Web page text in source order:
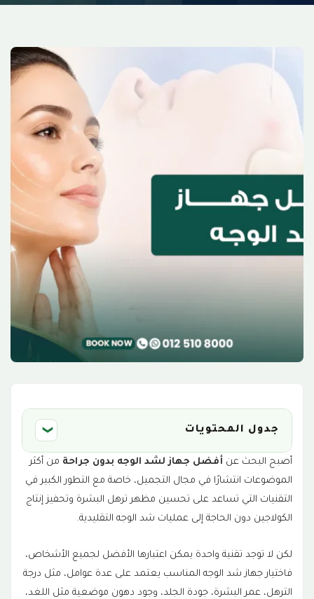
جدول المحتويات ❮
1
2 مميزات الهايفو:
4 مميزات الالترافورمر:
أصبح البحث عن أفضل جهاز لشد الوجه بدون جراحة من أكثر
الموضوعات انتشارًا في مجال التجميل، خاصة مع التطور الكبير في
التقنيات التي تساعد على تحسين مظهر ترهل البشرة وتحفيز إنتاج
الكولاجين دون الحاجة إلى عمليات شد الوجه التقليدية.
لكن لا توجد تقنية واحدة يمكن اعتبارها الأفضل لجميع الأشخاص،
فاختيار جهاز شد الوجه المناسب يعتمد على عدة عوامل، مثل درجة
الترهل، عمر البشرة، جودة الجلد، وجود دهون موضعية مثل اللغد،